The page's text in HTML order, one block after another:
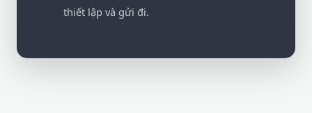
thiết lập và gửi đi.